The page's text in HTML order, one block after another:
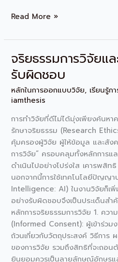
Read More »
จริยธรรมการวิจัยแ
รับผิดชอบ
หลักในการออกแบบวิจัย, เรียนรู้ก
iamthesis
การทำวิจัยที่ดีไม่ได้มุ่งเพียงค้นห
รักษาจริยธรรม (Research
คุ้มครองผู้วิจัย ผู้ให้ข้อมูล และสัง
การวิจัย” ครอบคลุมทั้งหลักการแล
ดำเนินไปอย่างโปร่งใส เคารพสิ
นอกจากนี้การใช้เทคโนโลยีปัญญ
Intelligence: AI) ในงานวิจัยก็เพิ่
อย่างรับผิดชอบจึงเป็นประเด็นสำ
หลักการจริยธรรมการวิจัย 1. คว
(Informed Consent): ผู้เข้าร่ว
ถ้วนเกี่ยวกับวัตถุประสงค์ วิธีการ
ของการวิจัย รวมถึงสิทธิที่จะถอน
ยินยอมควรเป็นลายลักษณ์อักษรแ
จริยธรรม
การ
วิจัย
และ
การ
AI
อย่าง
รับ
ผิด